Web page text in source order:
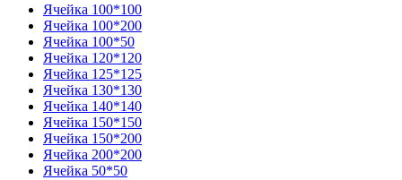
Ячейка 100*100
Ячейка 100*200
Ячейка 100*50
Ячейка 120*120
Ячейка 125*125
Ячейка 130*130
Ячейка 140*140
Ячейка 150*150
Ячейка 150*200
Ячейка 200*200
Ячейка 50*50